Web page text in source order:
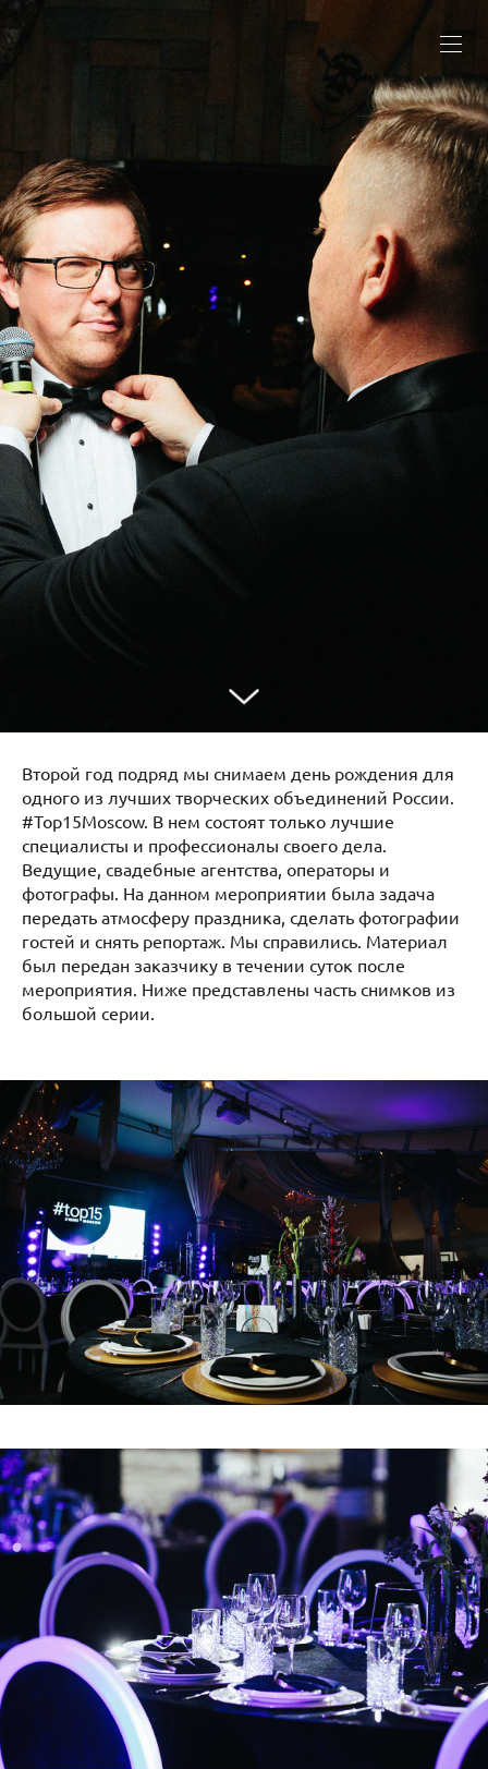
Второй год подряд мы снимаем день рождения для
одного из лучших творческих объединений России.
#Top15Moscow. В нем состоят только лучшие
специалисты и профессионалы своего дела.
Ведущие, свадебные агентства, операторы и
фотографы. На данном мероприятии была задача
передать атмосферу праздника, сделать фотографии
гостей и снять репортаж. Мы справились. Материал
был передан заказчику в течении суток после
мероприятия. Ниже представлены часть снимков из
большой серии.